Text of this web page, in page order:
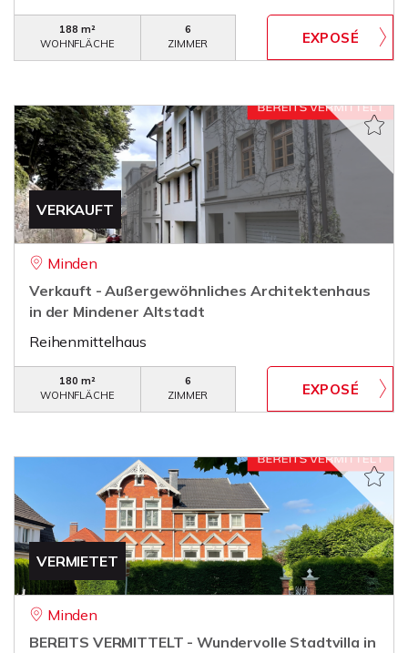
188 m²
WOHNFLÄCHE
6
ZIMMER
VERKAUFT
Minden
Verkauft - Außergewöhnliches Architektenhaus
in der Mindener Altstadt
Reihenmittelhaus
180 m²
WOHNFLÄCHE
6
ZIMMER
VERMIETET
Minden
BEREITS VERMITTELT - Wundervolle Stadtvilla in